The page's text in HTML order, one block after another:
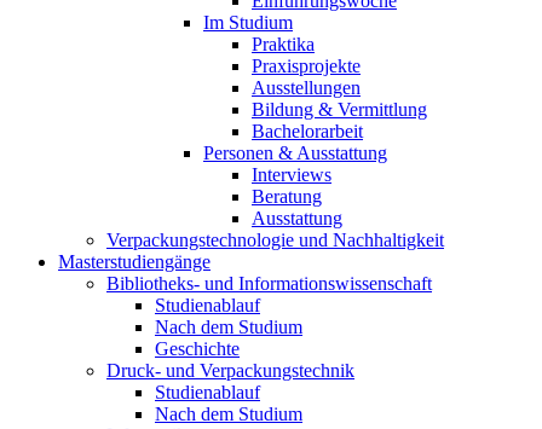
Im Studium
Praktika
Praxisprojekte
Ausstellungen
Bildung & Vermittlung
Bachelorarbeit
Personen & Ausstattung
Interviews
Beratung
Ausstattung
Verpackungstechnologie und Nachhaltigkeit
Masterstudiengänge
Bibliotheks- und Informationswissenschaft
Studienablauf
Nach dem Studium
Geschichte
Druck- und Verpackungstechnik
Studienablauf
Nach dem Studium